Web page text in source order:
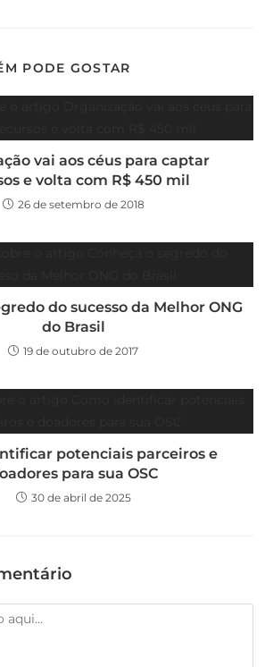
PODE GOSTAR
vai aos céus para captar
e volta com R$ 450 mil
26 de setembro de 2018
do sucesso da Melhor ONG
do Brasil
19 de outubro de 2017
potenciais parceiros e
para sua OSC
30 de abril de 2025